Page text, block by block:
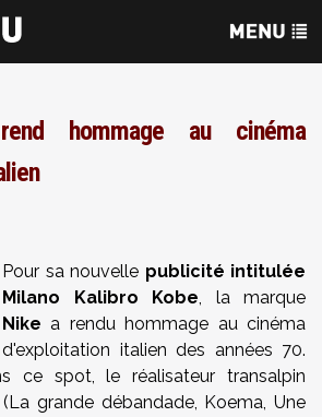
hommage au cinéma
Pour sa nouvelle publicité intitulée
Milano Kalibro Kobe, la marque
Nike a rendu hommage au cinéma
d'exploitation italien des années 70.
ce spot, le réalisateur transalpin
grande débandade, Koema, Une